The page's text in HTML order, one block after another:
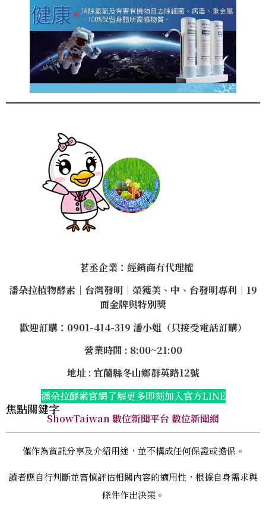
茗丞企業：經銷商有代理權
潘朵拉植物酵素｜台灣發明｜榮獲美、中、台發明專利｜19
面金牌與特別獎
歡迎訂購：0901-414-319 潘小姐（只接受電話訂購）
營業時間 : 8:00~21:00
地址 : 宜蘭縣冬山鄉群英路12號
潘朵拉酵素官網了解更多即刻加入官方LINE
焦點關鍵字
ShowTaiwan 數位新聞平台 數位新聞網
僅作為資訊分享及介紹用途，並不構成任何保證或擔保。
讀者應自行判斷並審慎評估相關內容的適用性，根據自身需求與
條件作出決策。